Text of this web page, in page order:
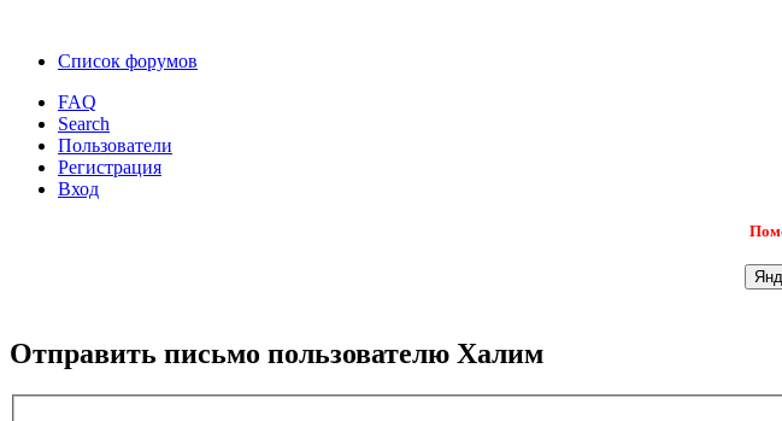
Список форумов
FAQ
Search
Пользователи
Регистрация
Вход
Отправить письмо пользователю Халим